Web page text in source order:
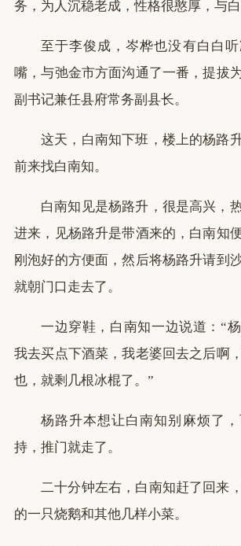
务，为人沉稳老成，性格很憨厚，与白
至于李俊成，岑桦也没有白白
嘴，与弛金市方面沟通了一番，提拔
副书记兼任县府常务副县长。
这天，白南知下班，楼上的杨路
前来找白南知。
白南知见是杨路升，很是高兴，
进来，见杨路升是带酒来的，白南知
刚泡好的方便面，然后将杨路升请到
就朝门口走去了。
一边穿鞋，白南知一边说道：“
我去买点下酒菜，我老婆回去之后啊
也，就剩几根冰棍了。”
杨路升本想让白南知别麻烦了
持，推门就走了。
二十分钟左右，白南知赶了回来
的一只烧鹅和其他几样小菜。